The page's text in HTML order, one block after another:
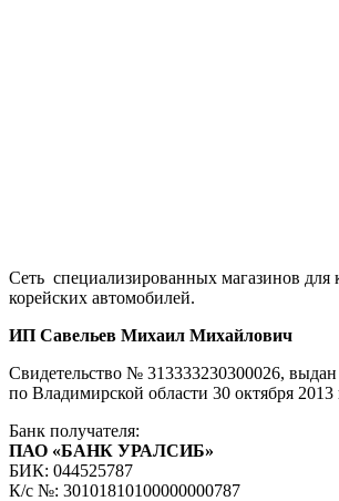
Сеть специализированных магазинов для
корейских автомобилей.
ИП Савельев Михаил Михайлович
Свидетельство № 313333230300026,
по Владимирской области 30 октября 2013
Банк получателя:
ПАО «БАНК УРАЛСИБ»
БИК: 044525787
К/с №: 30101810100000000787